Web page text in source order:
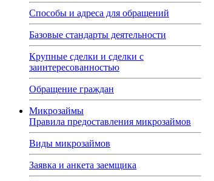
Способы и адреса для обращений
Базовые стандарты деятельности
Крупные сделки и сделки с
заинтересованностью
Обращение граждан
Микрозаймы
Правила предоставления микрозаймов
Виды микрозаймов
Заявка и анкета заемщика